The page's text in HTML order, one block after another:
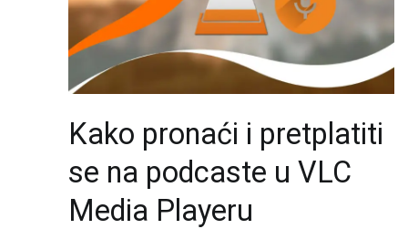
Kako pronaći i pretplatiti
se na podcaste u VLC
Media Playeru